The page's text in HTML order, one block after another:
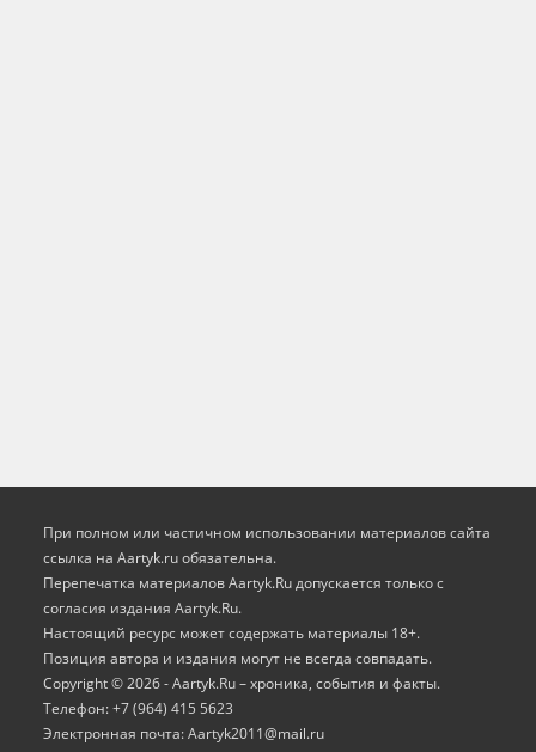
При полном или частичном использовании материалов сайта
ссылка на Aartyk.ru oбязательна.
Перепечатка материалов Aartyk.Ru допускается только с
согласия издания Aartyk.Ru.
Настоящий ресурс может содержать материалы 18+.
Позиция автора и издания могут не всегда совпадать.
Copyright © 2026 - Aartyk.Ru – хроника, события и факты.
Телефон: +7 (964) 415 5623
Электронная почта: Aartyk2011@mail.ru